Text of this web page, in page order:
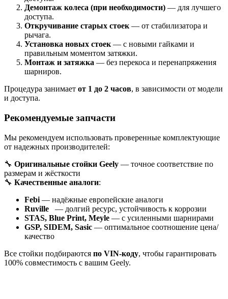
Демонтаж колеса (при необходимости) — для лучшего
доступа.
Откручивание старых стоек — от стабилизатора и
рычага.
Установка новых стоек — с новыми гайками и
правильным моментом затяжки.
Монтаж и затяжка — без перекоса и перенапряжения
шарниров.
Процедура занимает от 1 до 2 часов, в зависимости от модели
и доступа.
Рекомендуемые запчасти
Мы рекомендуем использовать проверенные комплектующие
от надежных производителей:
🔧 Оригинальные стойки Geely — точное соответствие по
размерам и жёсткости
🔧 Качественные аналоги:
Febi — надёжные европейские аналоги
Ruville
— долгий ресурс, устойчивость к коррозии
STAS, Blue Print, Meyle — с усиленными шарнирами
GSP, SIDEM, Sasic — оптимальное соотношение цена/
качество
Все стойки подбираются по VIN-коду, чтобы гарантировать
100% совместимость с вашим Geely.